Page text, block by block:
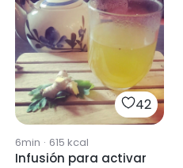
42
6min · 615 kcal
Infusión para activar